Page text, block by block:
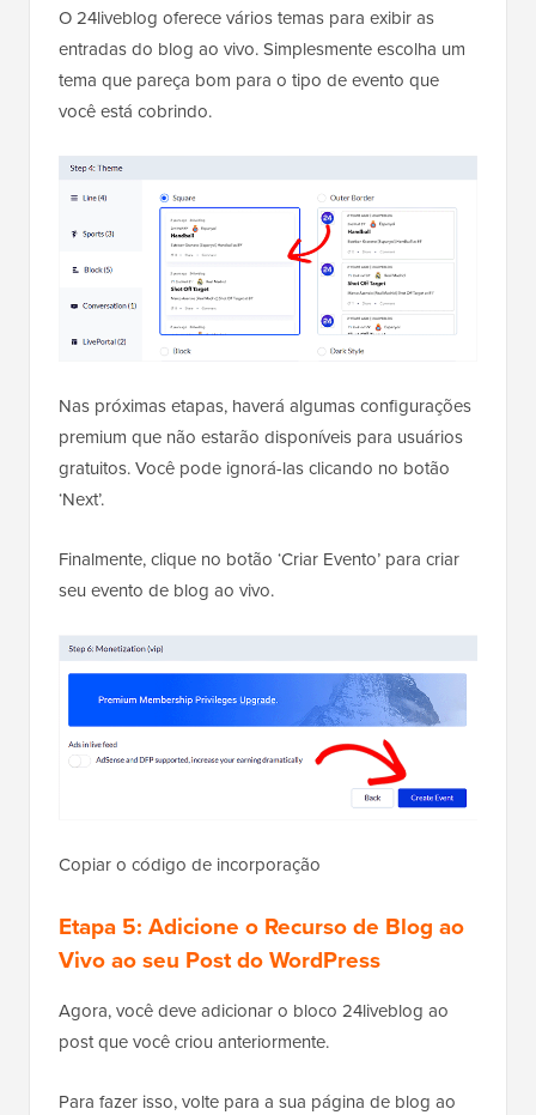
O 24liveblog oferece vários temas para exibir as
entradas do blog ao vivo. Simplesmente escolha um
tema que pareça bom para o tipo de evento que
você está cobrindo.
Nas próximas etapas, haverá algumas configurações
premium que não estarão disponíveis para usuários
gratuitos. Você pode ignorá-las clicando no botão
‘Next’.
Finalmente, clique no botão ‘Criar Evento’ para criar
seu evento de blog ao vivo.
Copiar o código de incorporação
Etapa 5: Adicione o Recurso de Blog ao
Vivo ao seu Post do WordPress
Agora, você deve adicionar o bloco 24liveblog ao
post que você criou anteriormente.
Para fazer isso, volte para a sua página de blog ao